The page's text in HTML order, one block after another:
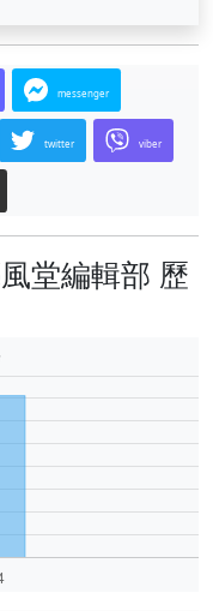
messenger
twitter viber
堂編輯部 歷